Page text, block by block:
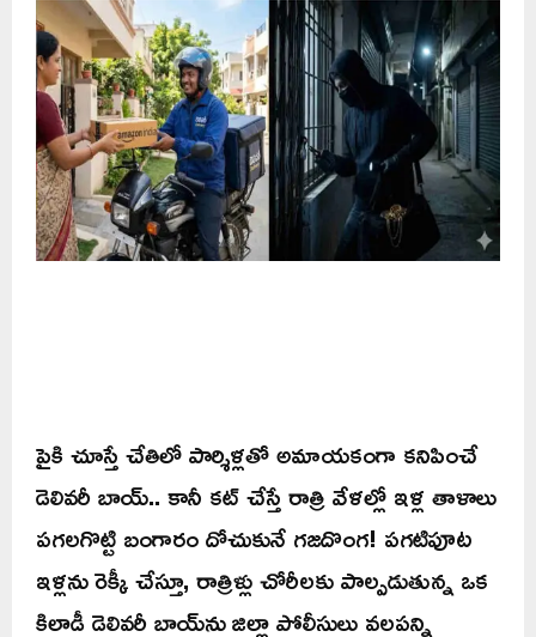
పైకి చూస్తే చేతిలో పార్శిళ్లతో అమాయకంగా కనిపించే
డెలివరీ బాయ్.. కానీ కట్ చేస్తే రాత్రి వేళల్లో ఇళ్ల తాళాలు
పగలగొట్టి బంగారం దోచుకునే గజదొంగ! పగటిపూట
ఇళ్లను రెక్కీ చేస్తూ, రాత్రిళ్లు చోరీలకు పాల్పడుతున్న ఒక
కిలాడీ డెలివరీ బాయ్‌ను జిల్లా పోలీసులు వలపన్ని